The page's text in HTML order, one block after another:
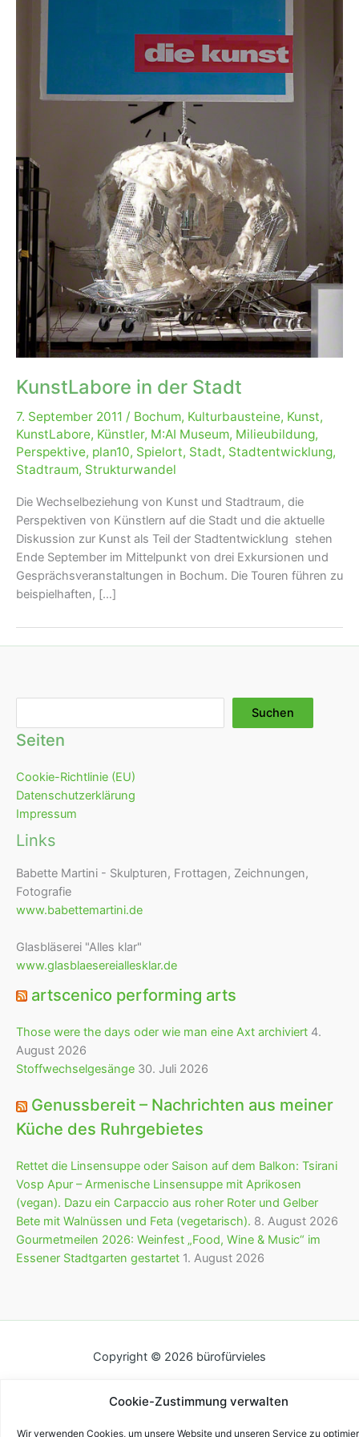
Cookie-Zustimmung verwalten
Wir verwenden Cookies, um unsere Website und unseren Service zu
KunstLabore in der Stadt
7. September 2011 / Bochum, Kulturbausteine, Kunst,
KunstLabore, Künstler, M:AI Museum, Milieubildung,
Perspektive, plan10, Spielort, Stadt, Stadtentwicklung,
Stadtraum, Strukturwandel
Die Wechselbeziehung von Kunst und Stadtraum, die
Perspektiven von Künstlern auf die Stadt und die aktuelle
Diskussion zur Kunst als Teil der Stadtentwicklung stehen
Ende September im Mittelpunkt von drei Exkursionen und
Gesprächsveranstaltungen in Bochum. Die Touren führen zu
beispielhaften, […]
Suchen
Seiten
Cookie-Richtlinie (EU)
Datenschutzerklärung
Impressum
Links
Babette Martini - Skulpturen, Frottagen, Zeichnungen,
Fotografie
www.babettemartini.de
Glasbläserei "Alles klar"
www.glasblaesereiallesklar.de
artscenico performing arts
Those were the days oder wie man eine Axt archiviert 4.
August 2026
Stoffwechselgesänge 30. Juli 2026
Genussbereit – Nachrichten aus meiner
Küche des Ruhrgebietes
Rettet die Linsensuppe oder Saison auf dem Balkon: Tsirani
Vosp Apur – Armenische Linsensuppe mit Aprikosen
(vegan). Dazu ein Carpaccio aus roher Roter und Gelber
Bete mit Walnüssen und Feta (vegetarisch). 8. August 2026
Gourmetmeilen 2026: Weinfest „Food, Wine & Music“ im
Essener Stadtgarten gestartet 1. August 2026
Copyright © 2026 bürofürvieles